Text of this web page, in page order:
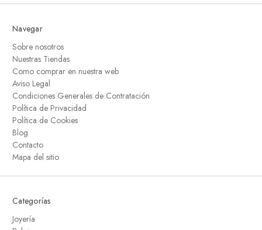
Navegar
Sobre nosotros
Nuestras Tiendas
Como comprar en nuestra web
Aviso Legal
Condiciones Generales de Contratación
Política de Privacidad
Política de Cookies
Blog
Contacto
Mapa del sitio
Categorías
Joyería